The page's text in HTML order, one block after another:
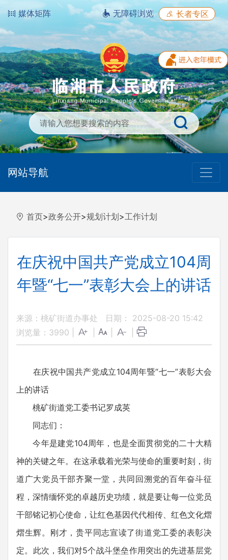
媒体矩阵 无障碍浏览 长者专区
网站导航
首页>政务公开>规划计划>工作计划
在庆祝中国共产党成立104周
年暨“七一”表彰大会上的讲话
来源：桃矿街道办事处
日期： 2025-08-20 15:42
浏览量： 3990
在庆祝中国共产党成立104周年暨“七一”表彰大会
上的讲话
桃矿街道党工委书记罗成英
同志们：
今年是建党104周年，也是全面贯彻党的二十大精
神的关键之年。在这承载着光荣与使命的重要时刻，街
道广大党员干部齐聚一堂，共同回溯党的百年奋斗征
程，深情缅怀党的卓越历史功绩，就是要让每一位党员
干部铭记初心使命，让红色基因代代相传、红色文化熠
熠生辉。刚才，贵平同志宣读了街道党工委的表彰决
定。此次，我们对5个战斗堡垒作用突出的先进基层党